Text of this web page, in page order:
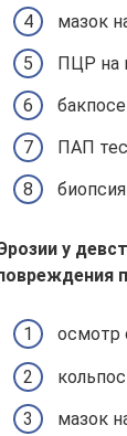
мазок
ПЦР на
ПАП
у
осмотр
мазок